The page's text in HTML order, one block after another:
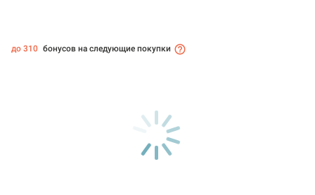
до 310 бонусов на следующие покупки